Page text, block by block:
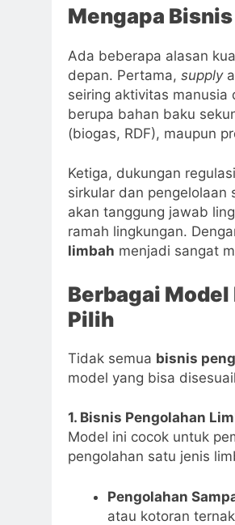
Mengapa
Ada beberapa alasan
depan. Pertama, supply
seiring aktivitas manusia
berupa bahan baku
(biogas, RDF), maupun
Ketiga, dukungan
sirkular dan pengelolaan
akan tanggung jawab
ramah lingkungan.
limbah menjadi sangat
Berbagai Model
Pilih
Tidak semua bisnis
model yang bisa
1. Bisnis Pengolahan
Model ini cocok untuk
pengolahan satu jenis
Pengolahan
atau kotoran